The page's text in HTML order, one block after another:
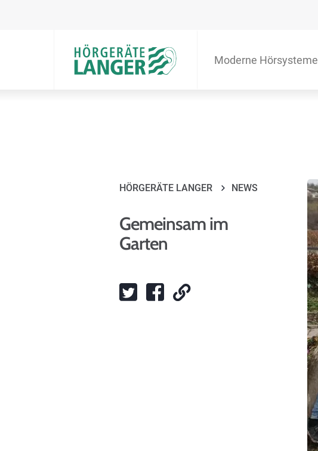
Moderne Hörsysteme
HÖRGERÄTE LANGER NEWS
Gemeinsam im
Garten